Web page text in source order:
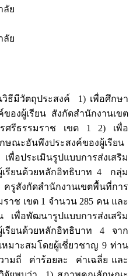
ลัย
ลัย
วิธีมีวัตถุประสงค์ 1) เพื่อศึกษา
งผู้เรียน สังกัดสำนักงานเขต
ศรีธรรมราช เขต 1 2) เพื่อ
ณะอันพึงประสงค์ของผู้เรียน
ประเมินรูปแบบการส่งเสริม
รียนด้วยหลักอิทธิบาท 4 กลุ่ม
รูสังกัดสำนักงานเขตพื้นที่การ
าช เขต 1 จำนวน 285 คน และ
อพัฒนารูปแบบการส่งเสริม
รียนด้วยหลักอิทธิบาท 4 จาก
มาะสมโดยผู้เชี่ยวชาญ 9 ท่าน
ามถี่ ค่าร้อยละ ค่าเฉลี่ย และ